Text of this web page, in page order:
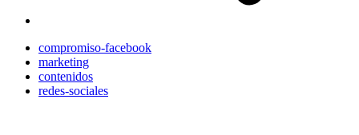
compromiso-facebook
marketing
contenidos
redes-sociales